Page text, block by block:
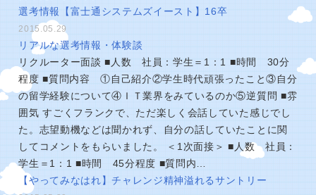
選考情報【富士通システムズイースト】16卒
2015.05.29
リアルな選考情報・体験談
リクルーター面談 ■人数 社員：学生＝1：1 ■時間 30分
程度 ■質問内容 ①自己紹介②学生時代頑張ったこと③自分
の留学経験について④ＩＴ業界をみているのか⑤逆質問 ■雰
囲気 すごくフランクで、ただ楽しく会話していた感じでし
た。志望動機などは聞かれず、自分の話していたことに関
してコメントをもらいました。 ＜1次面接＞ ■人数 社員：
学生＝1：1 ■時間 45分程度 ■質問内…
【やってみなはれ】チャレンジ精神溢れるサントリー